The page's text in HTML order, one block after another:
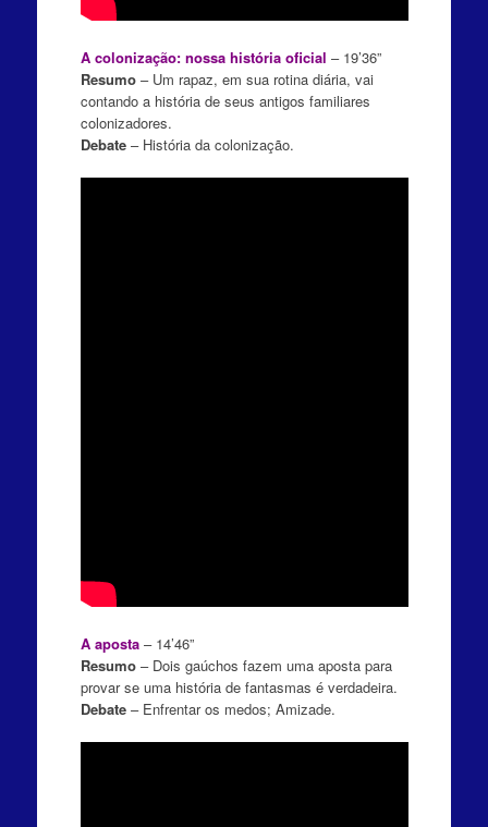
A colonização: nossa história oficial – 19’36”
Resumo– Um rapaz, em sua rotina diária, vai
contando a história de seus antigos familiares
colonizadores.
Debate– História da colonização.
A aposta– 14’46”
Resumo– Dois gaúchos fazem uma aposta para
provar se uma história de fantasmas é verdadeira.
Debate– Enfrentar os medos; Amizade.